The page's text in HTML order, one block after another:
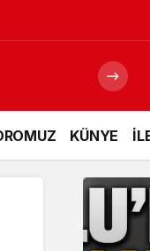
KÜNYE